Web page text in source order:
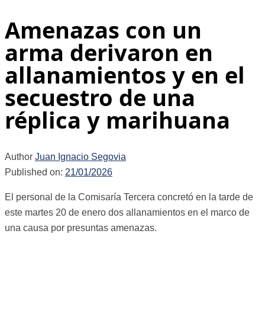
Amenazas con un
arma derivaron en
allanamientos y en el
secuestro de una
réplica y marihuana
Author Juan Ignacio Segovia
Published on: 21/01/2026
El personal de la Comisaría Tercera concretó en la tarde de
este martes 20 de enero dos allanamientos en el marco de
una causa por presuntas amenazas.